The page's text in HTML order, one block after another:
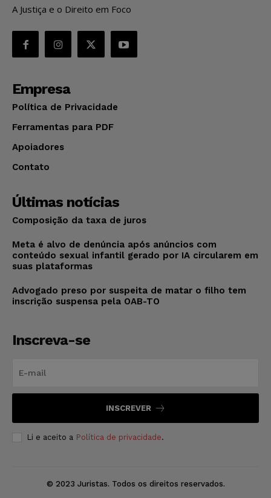
A Justiça e o Direito em Foco
Empresa
Política de Privacidade
Ferramentas para PDF
Apoiadores
Contato
Últimas notícias
Composição da taxa de juros
Meta é alvo de denúncia após anúncios com
conteúdo sexual infantil gerado por IA circularem em
suas plataformas
Advogado preso por suspeita de matar o filho tem
inscrição suspensa pela OAB-TO
Inscreva-se
INSCREVER
Li e aceito a Política de privacidade.
© 2023 Juristas. Todos os direitos reservados.